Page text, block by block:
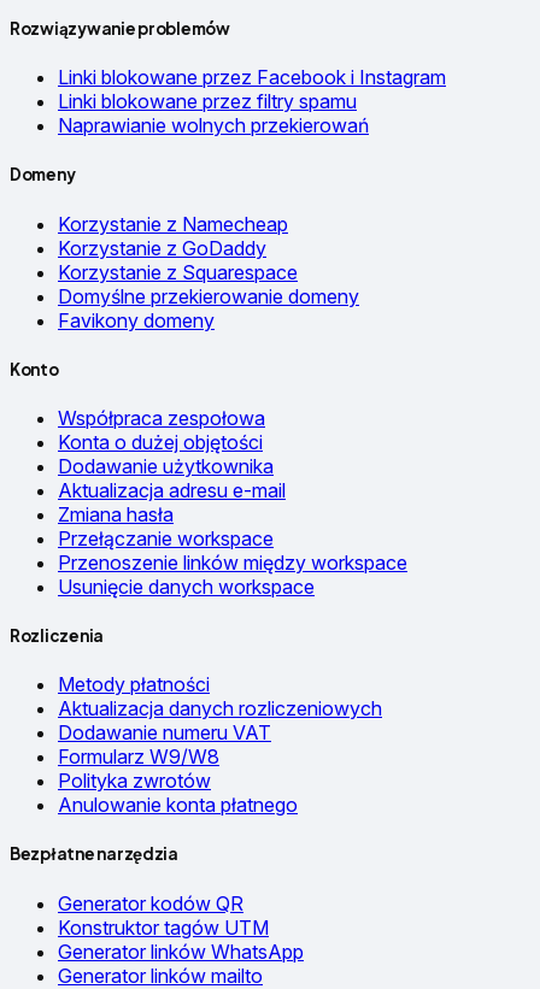
Rozwiązywanie problemów
Linki blokowane przez Facebook i Instagram
Linki blokowane przez filtry spamu
Naprawianie wolnych przekierowań
Domeny
Korzystanie z Namecheap
Korzystanie z GoDaddy
Korzystanie z Squarespace
Domyślne przekierowanie domeny
Favikony domeny
Konto
Współpraca zespołowa
Konta o dużej objętości
Dodawanie użytkownika
Aktualizacja adresu e-mail
Zmiana hasła
Przełączanie workspace
Przenoszenie linków między workspace
Usunięcie danych workspace
Rozliczenia
Metody płatności
Aktualizacja danych rozliczeniowych
Dodawanie numeru VAT
Formularz W9/W8
Polityka zwrotów
Anulowanie konta płatnego
Bezpłatne narzędzia
Generator kodów QR
Konstruktor tagów UTM
Generator linków WhatsApp
Generator linków mailto